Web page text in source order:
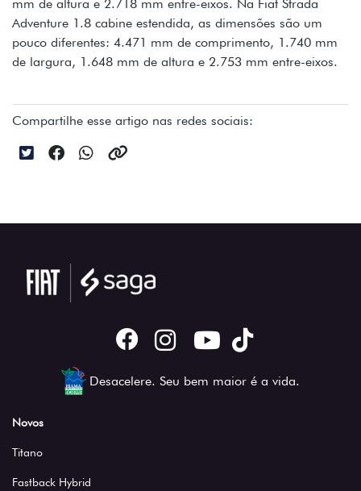
mm de altura e 2.718 mm entre-eixos. Na Fiat Strada
Adventure 1.8 cabine estendida, as dimensões são um
pouco diferentes: 4.471 mm de comprimento, 1.740 mm
de largura, 1.648 mm de altura e 2.753 mm entre-eixos.
Compartilhe esse artigo nas redes sociais:
Desacelere. Seu bem maior é a vida.
Novos
Titano
Fastback Hybrid